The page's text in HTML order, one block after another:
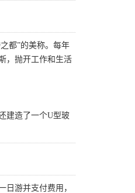
都”的美称。每年
，抛开工作和生活
建造了一个U型玻
游并支付费用，